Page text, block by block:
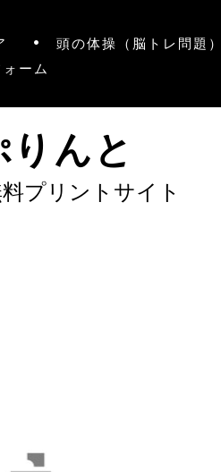
頭の体操（脳トレ問題）
ーム
んと
プリントサイト